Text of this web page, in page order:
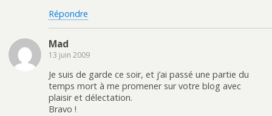
Répondre
Mad
13 juin 2009
Je suis de garde ce soir, et j’ai passé une partie du
temps mort à me promener sur votre blog avec
plaisir et délectation.
Bravo !